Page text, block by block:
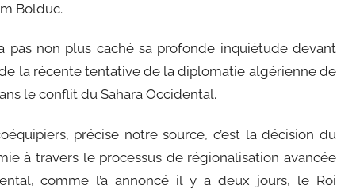
Bolduc.
pas non plus caché sa profonde inquiétude devant
de la récente tentative de la diplomatie algérienne de
le conflit du Sahara Occidental.
précise notre source, c’est la décision du
à travers le processus de régionalisation avancée
comme l’a annoncé il y a deux jours, le Roi